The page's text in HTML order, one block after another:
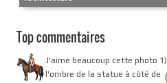
Top commentaires
J'aime beaucoup cette photo 1)
l'ombre de la statue à côté de